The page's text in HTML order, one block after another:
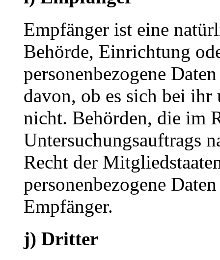
Empfänger ist eine
Behörde, Einrichtung
personenbezogene
davon, ob es sich bei
nicht. Behörden, die im
Untersuchungsauftrags
Recht der
personenbezogene
Empfänger.
j) Dritter